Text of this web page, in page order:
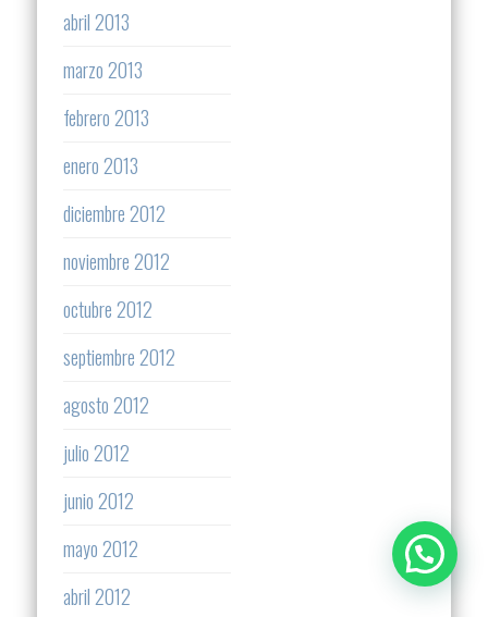
abril 2013
marzo 2013
febrero 2013
enero 2013
diciembre 2012
noviembre 2012
octubre 2012
septiembre 2012
agosto 2012
julio 2012
junio 2012
mayo 2012
abril 2012